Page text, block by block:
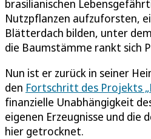
brasilianischen
Nutzpflanzen aufzuforsten,
Blätterdach bilden, unter
die Baumstämme rankt sich
Nun ist er zurück in seiner
den Fortschritt des Projekts
finanzielle Unabhängigkeit
eigenen Erzeugnisse und die
hier getrocknet.